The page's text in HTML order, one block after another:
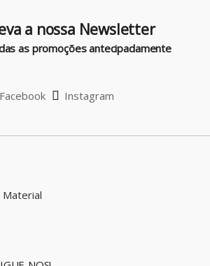
a nossa Newsletter
as promoções antecipadamente
Facebook Instagram